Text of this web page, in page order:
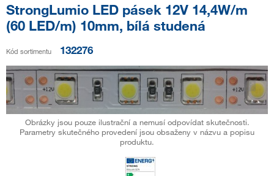
StrongLumio LED pásek 12V 14,4W/m
(60 LED/m) 10mm, bílá studená
Kód sortimentu 132276
Obrázky jsou pouze ilustrační a nemusí odpovídat skutečnosti.
Parametry skutečného provedení jsou obsaženy v názvu a popisu
produktu.